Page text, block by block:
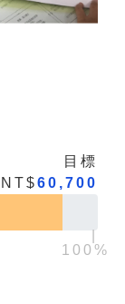
目標
NT$60,700